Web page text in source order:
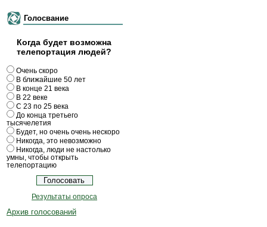
Голосвание
Когда будет возможна
телепортация людей?
Очень скоро
В ближайшие 50 лет
В конце 21 века
В 22 веке
С 23 по 25 века
До конца третьего
тысячелетия
Будет, но очень очень нескоро
Никогда, это невозможно
Никогда, люди не настолько
умны, чтобы открыть
телепортацию
Результаты опроса
Архив голосований